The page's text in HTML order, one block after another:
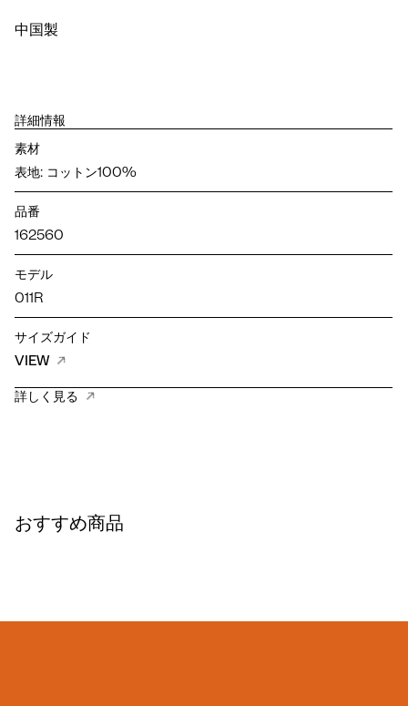
中国製
詳細情報
素材
表地: コットン100%
品番
162560
モデル
011R
サイズガイド
VIEW
詳しく見る
おすすめ商品